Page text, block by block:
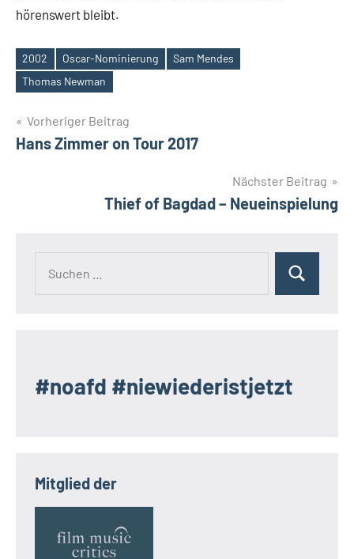
hörenswert bleibt.
Schlagwörter
2002 Oscar-Nominierung
Sam Mendes
Thomas Newman
Beitragsnavigation
Vorheriger Beitrag
Hans Zimmer on Tour 2017
Nächster Beitrag
Thief of Bagdad – Neueinspielung
Suchen
#noafd #niewiederistjetzt
Mitglied der